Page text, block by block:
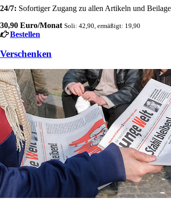
24/7: Sofortiger Zugang zu allen Artikeln und
30,90 Euro/Monat Soli: 42,90, ermäßigt: 19,90
Bestellen
Verschenken